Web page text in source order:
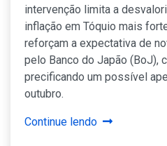
intervenção limita a
inflação em Tóquio mais
reforçam a expectativa de
pelo Banco do Japão (BoJ),
precificando um possível
outubro.
Continue lendo